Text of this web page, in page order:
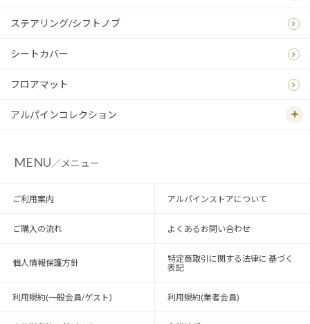
ステアリング/シフトノブ
シートカバー
フロアマット
アルパインコレクション
MENU／メニュー
ご利用案内 アルパインストアについて
ご購入の流れ よくあるお問い合わせ
個人情報保護方針
特定商取引に関する法律に 基づく
表記
利用規約(一般会員/ゲスト) 利用規約(業者会員)